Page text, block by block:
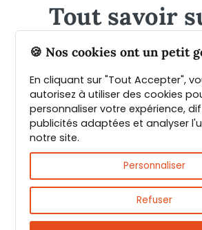
🍪 Nos cookies ont un petit
En cliquant sur "Tout Accepter",
autorisez à utiliser des cookies
personnaliser votre expérience,
publicités adaptées et analyser
notre site.
Personnaliser
Refuser
Tout savoir
épices et leurs
Guide PDF
Inscrivez vous à notre
téléchargez gratuitement
épices de Max Daumin,un
pour vous familiariser avec
leurs usages